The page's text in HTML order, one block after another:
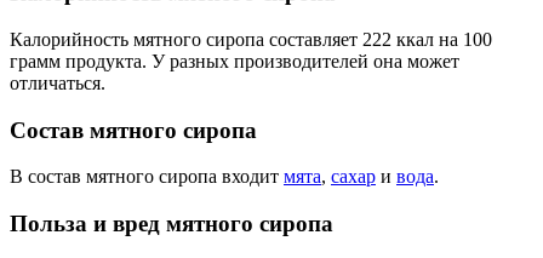
Калорийность мятного сиропа составляет 222 ккал на 100
грамм продукта. У разных производителей она может
отличаться.
Состав мятного сиропа
В состав мятного сиропа входит мята, сахар и вода.
Польза и вред мятного сиропа